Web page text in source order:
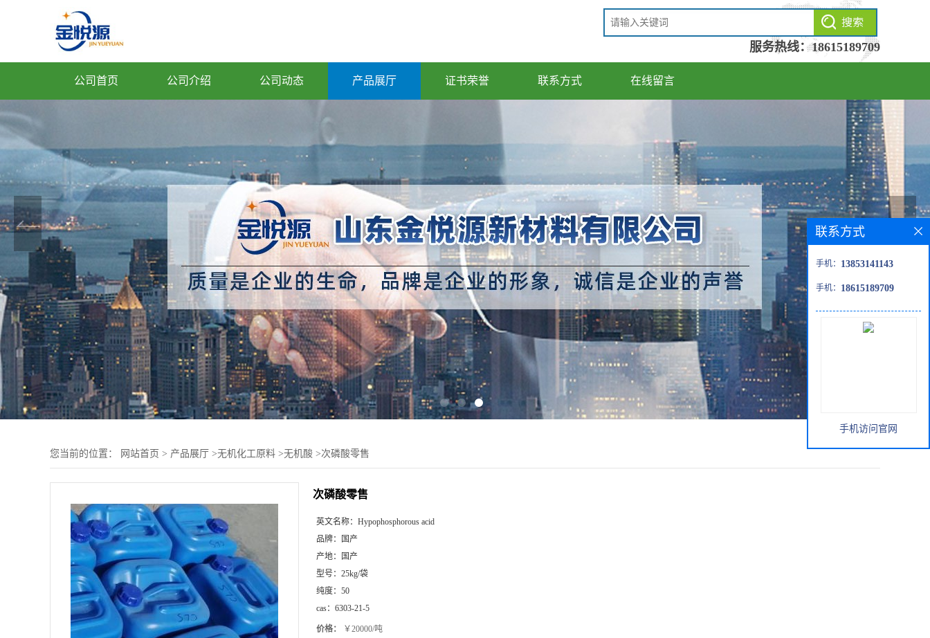
服务热线：18615189709
公司首页 公司介绍 公司动态 产品展厅 证书荣誉 联系方式 在线留言
您当前的位置： 网站首页 > 产品展厅 >无机化工原料 >无机酸 >次磷酸零售
次磷酸零售
英文名称： Hypophosphorous acid
品牌：
国产
产地：
国产
型号： 25kg/袋
纯度： 50
cas： 6303-21-5
价格： ￥20000/吨
联系方式
手机： 13853141143
手机： 18615189709
手机访问官网